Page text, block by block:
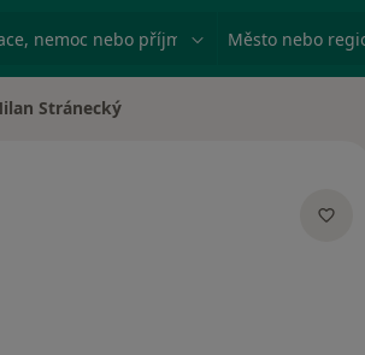
nemoc nebo příjmení Město nebo
městaStránecký